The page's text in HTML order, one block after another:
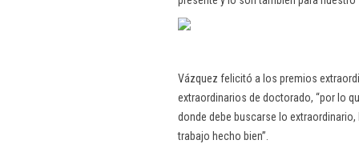
Vázquez felicitó a los premios
extraordinarios de doctorado, “por lo
donde debe buscarse lo
trabajo hecho bien”.